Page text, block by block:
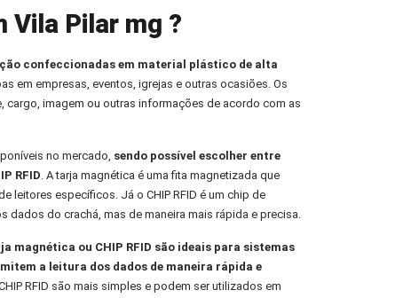
Vila Pilar mg ?
confeccionadas em material plástico de alta
em empresas, eventos, igrejas e outras ocasiões. Os
imagem ou outras informações de acordo com as
no mercado, sendo possível escolher entre
RFID . A tarja magnética é uma fita magnetizada que
leitores específicos. Já o CHIP RFID é um chip de
do crachá, mas de maneira mais rápida e precisa.
magnética ou CHIP RFID são ideais para sistemas
a leitura dos dados de maneira rápida e
RFID são mais simples e podem ser utilizados em